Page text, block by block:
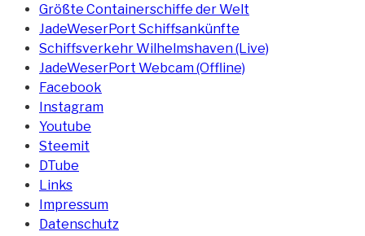
Größte Containerschiffe der Welt
JadeWeserPort Schiffsankünfte
Schiffsverkehr Wilhelmshaven (Live)
JadeWeserPort Webcam (Offline)
Facebook
Instagram
Youtube
Steemit
DTube
Links
Impressum
Datenschutz